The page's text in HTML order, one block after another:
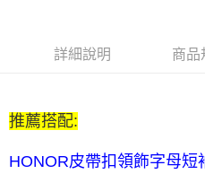
7-11取貨付款-訂單滿 $2000 元
7-11付款後取貨-訂單滿 $2000 元
$80 元物流費
詳細說明 商品
推薦搭配:
HONOR皮帶扣領飾字母短